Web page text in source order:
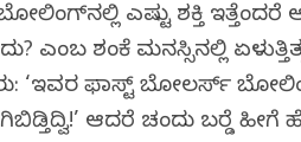
ಎಷ್ಟು ಶಕ್ತಿ
ಎಂಬ ಶಂಕೆ ಮನಸ್ಸಿನಲ್ಲಿ
‘ಇವರ ಫಾಸ್ಟ್ ಬೋಲರ್ಸ್‌
ಆದರೆ ಚಂದು ಬರ‍್ಡೆ ಹೀಗೆ